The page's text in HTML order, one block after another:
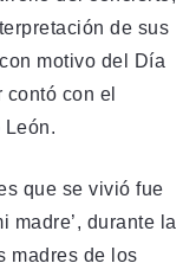
de sus
motivo del Día
con el
León.
que se vivió fue
madre’, durante la
madres de los